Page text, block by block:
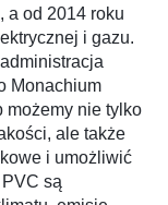
a od 2014 roku
i gazu.
Monachium
możemy nie tylko
ale także
i umożliwić
są